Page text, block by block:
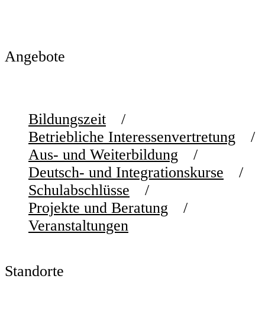
Angebote
Bildungszeit
Betriebliche Interessenvertretung
Aus- und Weiterbildung
Deutsch- und Integrationskurse
Schulabschlüsse
Projekte und Beratung
Veranstaltungen
Standorte